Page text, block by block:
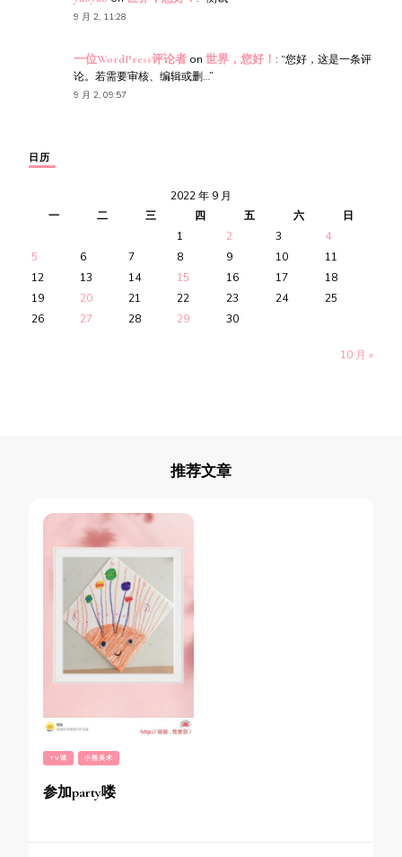
9 月 2, 11:28
一位WordPress评论者 on 世界，您好！ : “您好，这是一条评
论。若需要审核、编辑或删…”
9 月 2, 09:57
日历
2022 年 9 月
一
二 三 四 五 六
日
1
2 3
4
5
6 7 8 9 10
11
12
13 14 15 16 17
18
19
20 21 22 23 24
25
26
27 28 29 30
10 月 »
推荐文章
TV课 小熊美术
参加party喽